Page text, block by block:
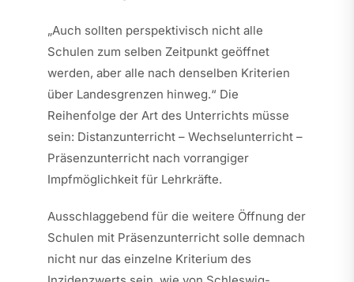
„Auch sollten perspektivisch nicht alle
Schulen zum selben Zeitpunkt geöffnet
werden, aber alle nach denselben Kriterien
über Landesgrenzen hinweg.“ Die
Reihenfolge der Art des Unterrichts müsse
sein: Distanzunterricht – Wechselunterricht –
Präsenzunterricht nach vorrangiger
Impfmöglichkeit für Lehrkräfte.
Ausschlaggebend für die weitere Öffnung der
Schulen mit Präsenzunterricht solle demnach
nicht nur das einzelne Kriterium des